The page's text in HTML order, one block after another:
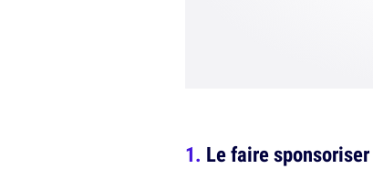
Le faire